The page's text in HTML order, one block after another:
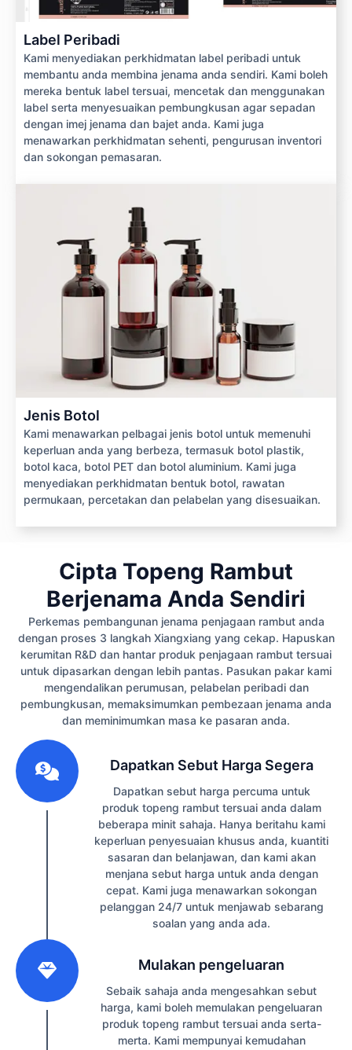
Label Peribadi
Kami menyediakan perkhidmatan label peribadi untuk
membantu anda membina jenama anda sendiri. Kami boleh
mereka bentuk label tersuai, mencetak dan menggunakan
label serta menyesuaikan pembungkusan agar sepadan
dengan imej jenama dan bajet anda. Kami juga
menawarkan perkhidmatan sehenti, pengurusan inventori
dan sokongan pemasaran.
Jenis Botol
Kami menawarkan pelbagai jenis botol untuk memenuhi
keperluan anda yang berbeza, termasuk botol plastik,
botol kaca, botol PET dan botol aluminium. Kami juga
menyediakan perkhidmatan bentuk botol, rawatan
permukaan, percetakan dan pelabelan yang disesuaikan.
Cipta Topeng Rambut
Berjenama Anda Sendiri
Perkemas pembangunan jenama penjagaan rambut anda
dengan proses 3 langkah Xiangxiang yang cekap. Hapuskan
kerumitan R&D dan hantar produk penjagaan rambut tersuai
untuk dipasarkan dengan lebih pantas. Pasukan pakar kami
mengendalikan perumusan, pelabelan peribadi dan
pembungkusan, memaksimumkan pembezaan jenama anda
dan meminimumkan masa ke pasaran anda.
Dapatkan Sebut Harga Segera
Dapatkan sebut harga percuma untuk
produk topeng rambut tersuai anda dalam
beberapa minit sahaja. Hanya beritahu kami
keperluan penyesuaian khusus anda, kuantiti
sasaran dan belanjawan, dan kami akan
menjana sebut harga untuk anda dengan
cepat. Kami juga menawarkan sokongan
pelanggan 24/7 untuk menjawab sebarang
soalan yang anda ada.
Mulakan pengeluaran
Sebaik sahaja anda mengesahkan sebut
harga, kami boleh memulakan pengeluaran
produk topeng rambut tersuai anda serta-
merta. Kami mempunyai kemudahan